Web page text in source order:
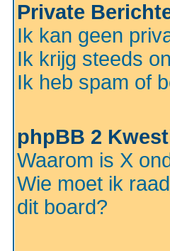
Private
Ik kan geen
Ik krijg steeds
Ik heb spam of
phpBB 2
Waarom is X
Wie moet ik
dit board?